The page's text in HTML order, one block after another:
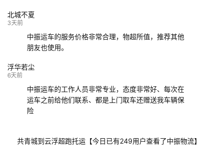
北城不夏
3天前
中振运车的服务价格非常合理，物超所值，推荐其他
朋友也使用。
浮华若尘
6天前
中振运车的工作人员非常专业，态度非常好、每次在
运车之前给他们联系、都是上门取车还赠送我车辆保
险
共青城到云浮超跑托运【今日已有249用户查看了中振物流】